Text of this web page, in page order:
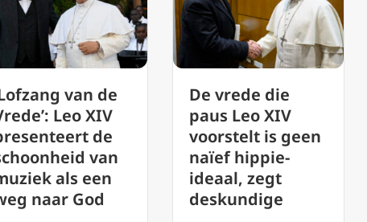
De vrede die
paus Leo XIV
voorstelt is geen
naïef hippie-
ideaal, zegt
deskundige
Vaticaan roept
op tot evaluatie
van de
uitvoering van
synodaliteit
voorafgaand aan